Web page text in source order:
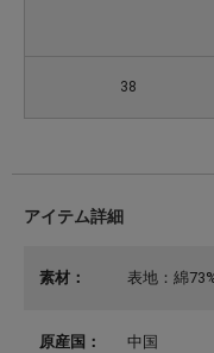
38
アイテム詳細
素材： 表地：綿
原産国： 中国